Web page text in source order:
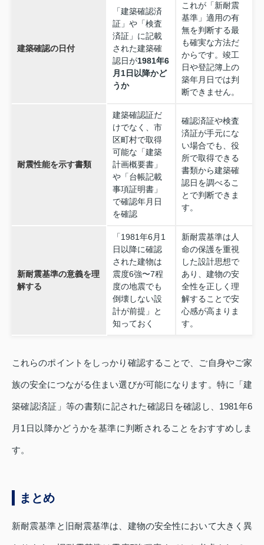
建築確認の日付
「建築確認済
証」や「検査
済証」に記載
された建築確
認日が1981年6
月1日以降かど
うか
これが「新耐震
基準」適用の有
無を判断する最
も確実な方法だ
からです。竣工
日や登記簿上の
築年月日では判
断できません。
耐震性能を示す書類
建築確認証だ
けでなく、市
区町村で取得
可能な「建築
計画概要書」
や「台帳記載
事項証明書」
で確認年月日
を確認
確認済証や検査
済証が手元にな
い場合でも、役
所で取得できる
書類から建築確
認日を調べるこ
とで判断できま
す。
新耐震基準の意義を理
解する
「1981年6月1
日以降に確認
された建物は
震度6強〜7程
度の地震でも
倒壊しない設
計が前提」と
知っておく
新耐震基準は人
命の保護を重視
した設計思想で
あり、建物の安
全性を正しく理
解することで安
心感が高まりま
す。
これらのポイントをしっかり確認することで、ご自身やご家
族の安全につながる住まい選びが可能になります。特に「建
築確認済証」等の書類に記された確認日を確認し、1981年6
月1日以降かどうかを基準に判断されることをおすすめしま
す。
まとめ
新耐震基準と旧耐震基準は、建物の安全性において大きく異